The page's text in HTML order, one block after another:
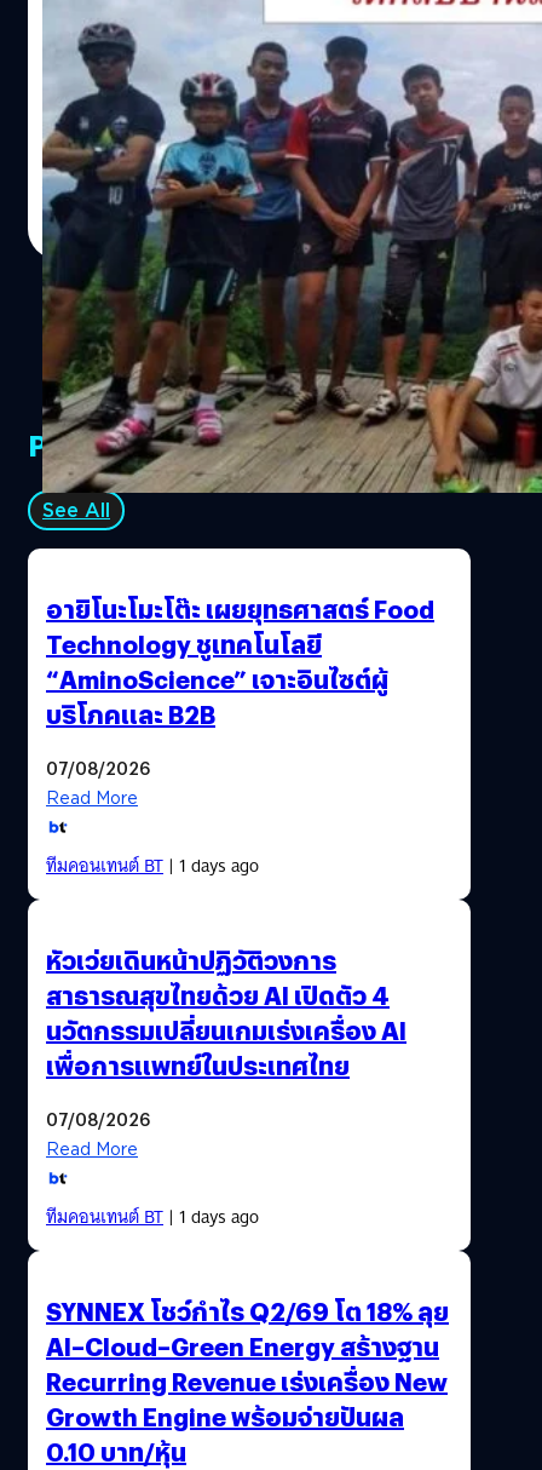
ทีมหมู่ป่าอะคาเดมี่” และเจ้าหน้าที่ที่ปฏิบัติงาน
อย่างทุ่มเทจนเจอน้องๆในวันนี้
เย่ !!! ในที่สุดข่าวดีก็มาถึงกับการค้นพบน้องๆหมูป่าทั้ง 13 ชีวิต
ที่ติดอยู่ในถ้ำหลวงขุนน้ำนางนอน จังหวัดเชียงราย ทาง What
the Fact ก็ขอแสดงความยินดีด้วยที่น้องๆปลอดภัยกันทุกคน
งานนี้ต้องขอบคุณทางเจ้าหน้าที่ และพี่ๆทุกฝ่าย และชาวไทย
ทั้งหลายที่รวมแรงรวมใจช่วยเหลือและส่งกำลังใจไปให้น้องๆ
นะครับ ซึ่งกำลังใจนั้นก็ถูกส่งไปให้ในหลายๆรูปแบบ เสียง
เพลงก็เป็นอีกสิ่งหนึ่งที่ถูกส่งผ่านออกมาเพื่อเป็นแรงกำลังใจ
ให้สถานการณ์นี้ผ่านพ้นไปด้วยดี ซึ่งช่วงเวลาที่ผ่านมาก็มี
ศิลปินมากมายกลั่นกรองความรู้สึกออกมาเป็นเสียงเพลง
มากมายกันเลยทีเดียว เพื่อเป็นการแสดงความยินดีกับการค้น
พบน้องๆและความประทับใจในน้ำใจของพี่น้องชาวไทยทุก
ส่วน วันนี้ผมจึงขอรวบรวมส่วนหนึ่งของบทเพลงให้กำลังใจหมู่
ป่าทั้ง 13 ชีวิตเหล่านี้มาให้ได้ฟังกันครับ แอ๊ด คาราบาว -
ขุนน้ำใจไทย https://www.youtube.com/watch?
v=Mr8i8sRm2L0 แอ๊ด คาราบาว ขุนพลเพลงเพื่อชีวิตระดับ
ตำนานของไทยได้แต่งเพลง "ขุนน้ำใจไทย" เพื่อให้กำลังใจ
และขอบคุณเจ้าหน้าที่ทุกคนทุกฝ่ายที่ร่วมแรงร่วมใจกันปฏิบัติ
การค้นหาน้องๆหมูป่าทั้ง 13 ชีวิตจนค้นพบและกำลังจะพา
น้องๆออกมาจากถ้ำหลวงอย่างปลอดภัย โดยในเฟซบุ๊คของน้า
แอ๊ด Add Carabao ได้โพสต์เพลงพร้อมข้อความว่า " ...ในนาม
ของหัวอกพ่อเเม่ผู้ปริ่มว่าจะขาดใจณ.บัดนี้เสมือนตายเเล้วเกิด
ใหม่ จึงขอกราบขอบพระคุณทุกๆท่านที่มีส่วนร่วมในการกู้ชีวิต
เด็กๆอันเป็นลูกเป็นหลาน เป็นอนาคตของเราเเละประเทศ
ชาติ.... จงจดจำความรัก ความสมัคสมานสามัคคีนี้ไว้เพื่อร่วม
กันสร้างสรรค์ชาติไทยให้เจริญก้าวหน้ารุ่งเรืองสืบไป “ขุนนำ้ใจ
ไทย” นอกจากนี้น้าแอ๊ด ยังได้โพสต์เนื้อเพลงพร้อมคอร์ดเอา
ไว้ให้ได้เล่มตามร้องตามกันไปอีกด้วยครับ ติ๊ก ชีโร่ - อดทนไว้
https://www.youtube.com/watch?v=UXzLAIVZD50
เพลงนี้เป็นเพลงล่าสุดที่ส่งออกมาเป็นกำลังใจให้น้องๆ ซึ่ง“ติ๊ก
ธีรพงศ์ เสรีสำราญ| 2958 days ago
Read More
PR Partners
See All
อายิโนะโมะโต๊ะ เผยยุทธศาสตร์ Food
Technology ชูเทคโนโลยี
“AminoScience” เจาะอินไซต์ผู้
บริโภคและ B2B
07/08/2026
Read More
ทีมคอนเทนต์ BT| 1 days ago
หัวเว่ยเดินหน้าปฏิวัติวงการ
สาธารณสุขไทยด้วย AI เปิดตัว 4
นวัตกรรมเปลี่ยนเกมเร่งเครื่อง AI
เพื่อการแพทย์ในประเทศไทย
07/08/2026
Read More
ทีมคอนเทนต์ BT| 1 days ago
SYNNEX โชว์กำไร Q2/69 โต 18% ลุย
AI–Cloud–Green Energy สร้างฐาน
Recurring Revenue เร่งเครื่อง New
Growth Engine พร้อมจ่ายปันผล
0.10 บาท/หุ้น